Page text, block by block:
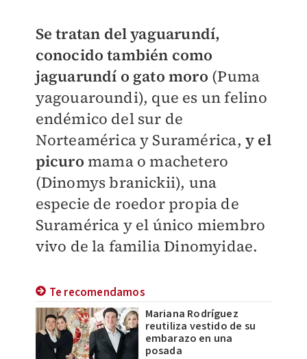
Se tratan del yaguarundí,
conocido también como
jaguarundí o gato moro (Puma
yagouaroundi), que es un felino
endémico del sur de
Norteamérica y Suramérica, y el
picuro mama o machetero
(Dinomys branickii), una
especie de roedor propia de
Suramérica y el único miembro
vivo de la familia Dinomyidae.
Te recomendamos
Mariana Rodríguez
reutiliza vestido de su
embarazo en una
posada